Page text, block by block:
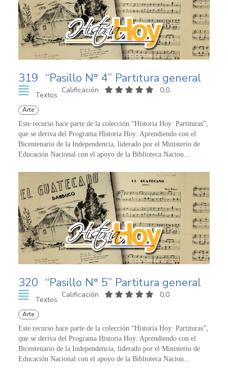
319 “Pasillo N° 4” Partitura general
Textos
Calificación 0,0
Arte
Este recurso hace parte de la colección “Historia Hoy: Partituras”,
que se deriva del Programa Historia Hoy: Aprendiendo con el
Bicentenario de la Independencia, liderado por el Ministerio de
Educación Nacional con el apoyo de la Biblioteca Nacion...
320 “Pasillo N° 5” Partitura general
Textos
Calificación 0,0
Arte
Este recurso hace parte de la colección “Historia Hoy: Partituras”,
que se deriva del Programa Historia Hoy: Aprendiendo con el
Bicentenario de la Independencia, liderado por el Ministerio de
Educación Nacional con el apoyo de la Biblioteca Nacion...